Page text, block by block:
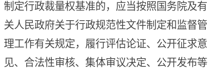
制定行政裁量权基准的，应当按照国务院及有
关人民政府关于行政规范性文件制定和监督管
理工作有关规定，履行评估论证、公开征求意
见、合法性审核、集体审议决定、公开发布等